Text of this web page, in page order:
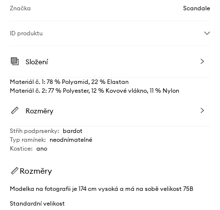
Značka Scandale
ID produktu
Složení
Materiál č. 1: 78 % Polyamid, 22 % Elastan
Materiál č. 2: 77 % Polyester, 12 % Kovové vlákno, 11 % Nylon
Rozměry
Střih podprsenky: bardot
Typ ramínek: neodnímatelné
Kostice: ano
Rozměry
Modelka na fotografii je 174 cm vysoká a má na sobě velikost 75B
Standardní velikost